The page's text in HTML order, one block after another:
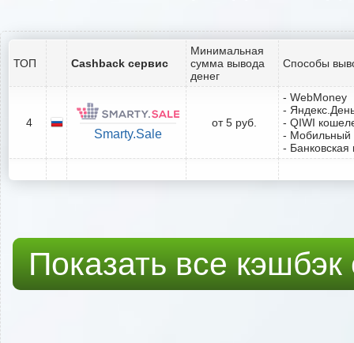
ТОП Cashback сервис
Минимальная
сумма вывода
денег
Способы
4
Smarty.Sale
от 5 руб.
- WebMoney
-
- QIWI
- Мобильный
- Банковская
Показать все